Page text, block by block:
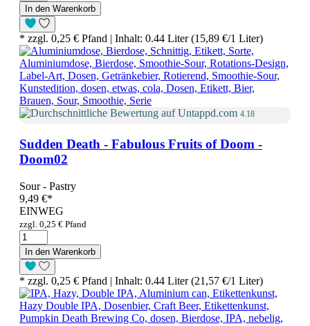
In den Warenkorb
* zzgl. 0,25 € Pfand | Inhalt: 0.44 Liter (15,89 €/1 Liter)
4.18
Sudden Death - Fabulous Fruits of Doom -
Doom02
Sour - Pastry
9,49 €*
EINWEG
zzgl. 0,25 € Pfand
In den Warenkorb
* zzgl. 0,25 € Pfand | Inhalt: 0.44 Liter (21,57 €/1 Liter)